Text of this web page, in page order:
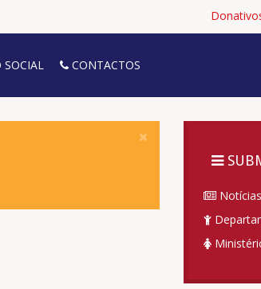
SOCIAL CONTACTOS
Notícias